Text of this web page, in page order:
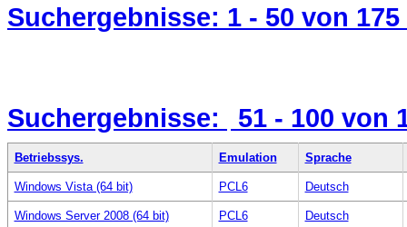
Suchergebnisse: 1 - 50 von 175
Suchergebnisse: 51 - 100 von
Betriebssys. Emulation Sprache
Windows Vista (64 bit) PCL6 Deutsch
Windows Server 2008 (64 bit) PCL6 Deutsch